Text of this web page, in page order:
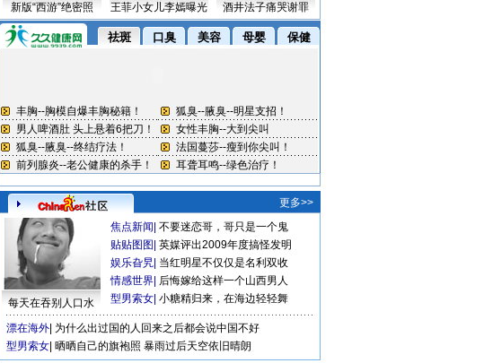
新版“西游”绝密照 王菲小女儿李嫣曝光 酒井法子痛哭谢罪
更多>>
每天在吞别人口水
焦点新闻 不要迷恋哥，哥只是一个鬼
贴贴图图 英媒评出2009年度搞怪发明
娱乐旮旯 当红明星不仅仅是名利双收
情感世界 后悔嫁给这样一个山西男人
型男索女 小糖精归来，在海边轻轻舞
漂在海外 为什么出过国的人回来之后都会说中国不好
型男索女 晒晒自己的旗袍照 暴雨过后天空依旧晴朗